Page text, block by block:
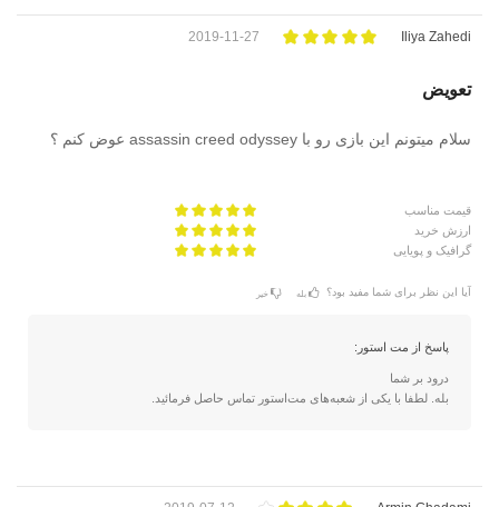
Iliya Zahedi
2019-11-27
تعویض
سلام میتونم این بازی رو با assassin creed odyssey عوض کنم ؟
قیمت مناسب
ارزش خرید
گرافیک و پویایی
آیا این نظر برای شما مفید بود؟ بله خیر
پاسخ از مت استور:
درود بر شما
بله. لطفا با یکی از شعبه‌های مت‌استور تماس حاصل فرمائيد.